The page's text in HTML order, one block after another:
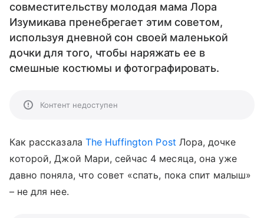
совместительству молодая мама Лора
Изумикава пренебрегает этим советом,
используя дневной сон своей маленькой
дочки для того, чтобы наряжать ее в
смешные костюмы и фотографировать.
Контент недоступен
Как рассказала The Huffington Post Лора, дочке
которой, Джой Мари, сейчас 4 месяца, она уже
давно поняла, что совет «спать, пока спит малыш»
– не для нее.